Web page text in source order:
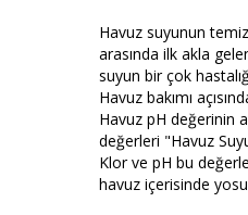
Havuz suyunun
arasında ilk akla
suyun bir çok
Havuz bakımı
Havuz pH değerinin
değerleri "Havuz
Klor ve pH bu
havuz içerisinde